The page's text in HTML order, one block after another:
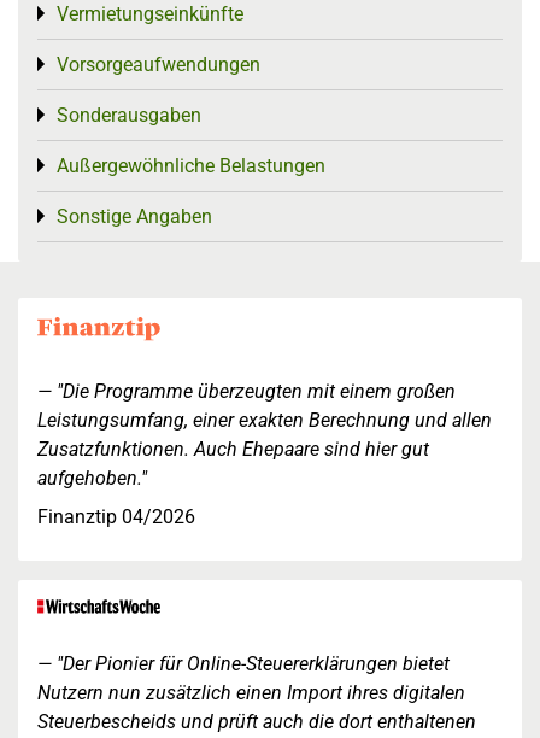
Vermietungseinkünfte
Toggle menu
Vorsorgeaufwendungen
Toggle menu
Sonderausgaben
Toggle menu
Außergewöhnliche Belastungen
Toggle menu
Sonstige Angaben
Toggle menu
"Die Programme überzeugten mit einem großen
Leistungsumfang, einer exakten Berechnung und allen
Zusatzfunktionen. Auch Ehepaare sind hier gut
aufgehoben."
Finanztip 04/2026
"Der Pionier für Online-Steuererklärungen bietet
Nutzern nun zusätzlich einen Import ihres digitalen
Steuerbescheids und prüft auch die dort enthaltenen